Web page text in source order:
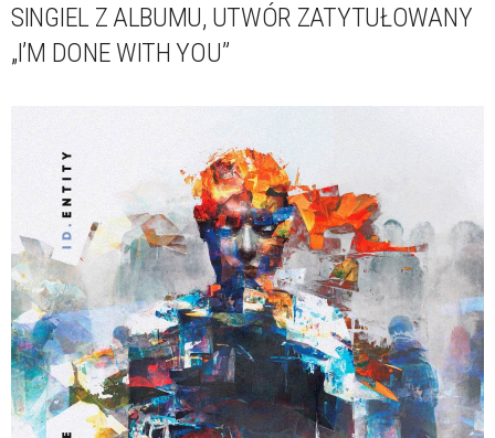
SINGIEL Z ALBUMU, UTWÓR ZATYTUŁOWANY
„I’M DONE WITH YOU”